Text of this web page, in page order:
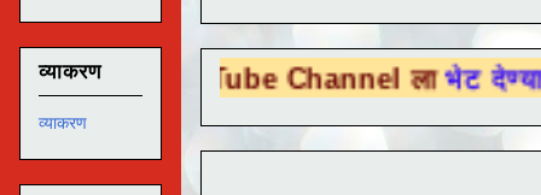
Tube Channel लाभेट देण्यासाठी येथे
व्याकरण
व्याकरण